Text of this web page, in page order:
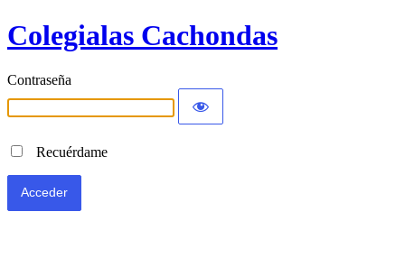
Colegialas Cachondas
Contraseña
Recuérdame